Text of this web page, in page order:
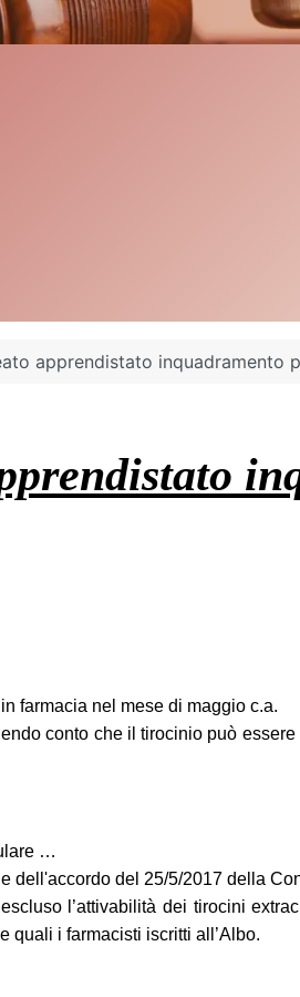
apprendistato
farmacia nel mese di maggio c.a.
conto che il tirocinio può
…
dell'accordo del 25/5/2017 della
l’attivabilità dei tirocini
quali i farmacisti iscritti all’Albo.